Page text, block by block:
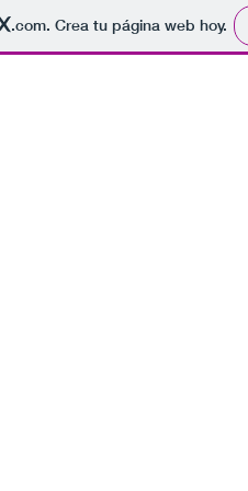
.com. Crea tu página web hoy.